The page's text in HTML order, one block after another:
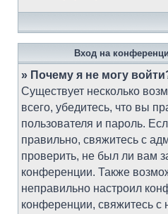
Вход на
» Почему я не могу
Существует несколько
всего, убедитесь, что вы
пользователя и пароль.
правильно, свяжитесь с
проверить, не был ли вам
конференции. Также
неправильно настроил
конференции, свяжитесь с